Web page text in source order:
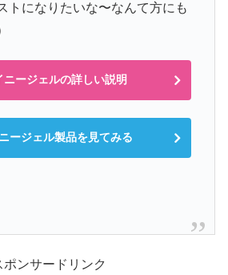
トになりたいな〜なんて方にも
ニージェルの詳しい説明
ージェル製品を見てみる
ポンサードリンク